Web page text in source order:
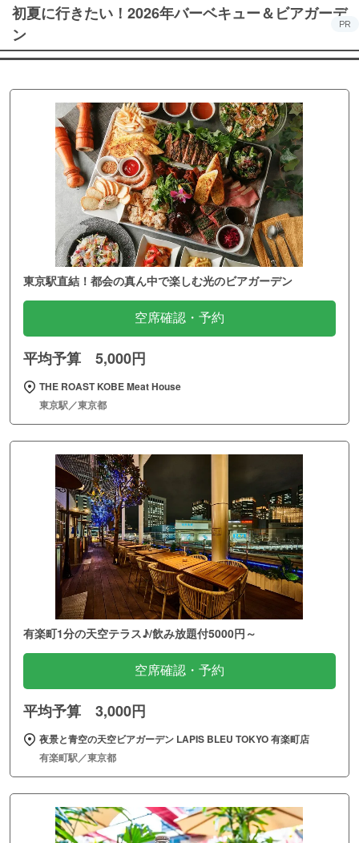
初夏に行きたい！2026年バーベキュー＆ビアガーデ
ン
PR
東京駅直結！都会の真ん中で楽しむ光のビアガーデン
空席確認・予約
平均予算 5,000円
THE ROAST KOBE Meat House
東京駅／東京都
有楽町1分の天空テラス♪/飲み放題付5000円～
空席確認・予約
平均予算 3,000円
夜景と青空の天空ビアガーデン LAPIS BLEU TOKYO 有楽町店
有楽町駅／東京都